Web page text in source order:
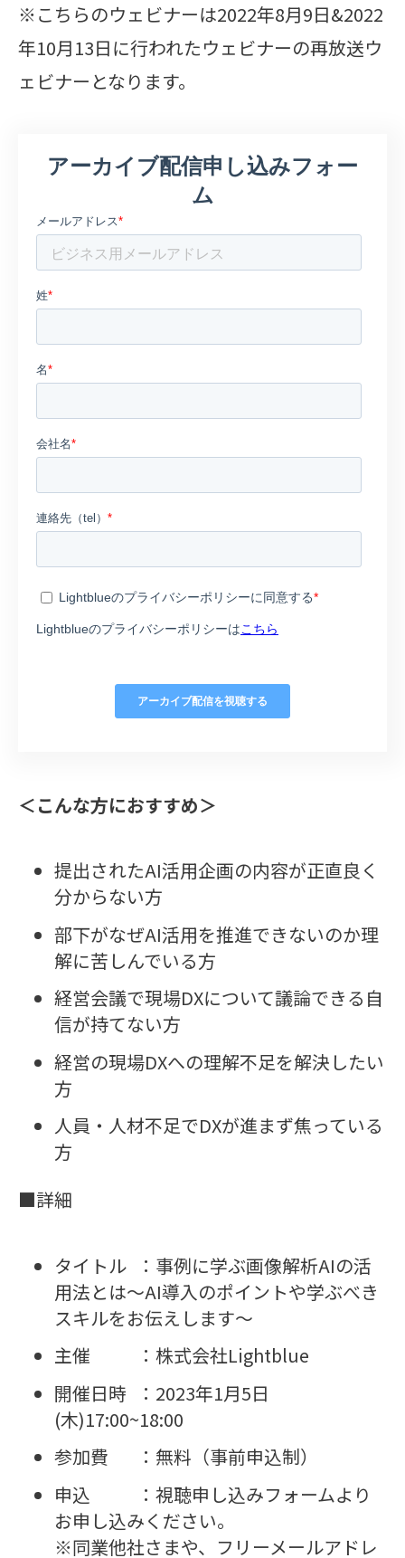
※こちらのウェビナーは2022年8月9日&2022
年10月13日に行われたウェビナーの再放送ウ
ェビナーとなります。
＜こんな方におすすめ＞
提出されたAI活用企画の内容が正直良く
分からない方
部下がなぜAI活用を推進できないのか理
解に苦しんでいる方
経営会議で現場DXについて議論できる自
信が持てない方
経営の現場DXへの理解不足を解決したい
方
人員・人材不足でDXが進まず焦っている
方
■詳細
タイトル ：事例に学ぶ画像解析AIの活
用法とは～AI導入のポイントや学ぶべき
スキルをお伝えします～
主催 ：株式会社Lightblue
開催日時 ：2023年1月5日
(木)17:00~18:00
参加費 ：無料（事前申込制）
申込 ：視聴申し込みフォームより
お申し込みください。
※同業他社さまや、フリーメールアドレ